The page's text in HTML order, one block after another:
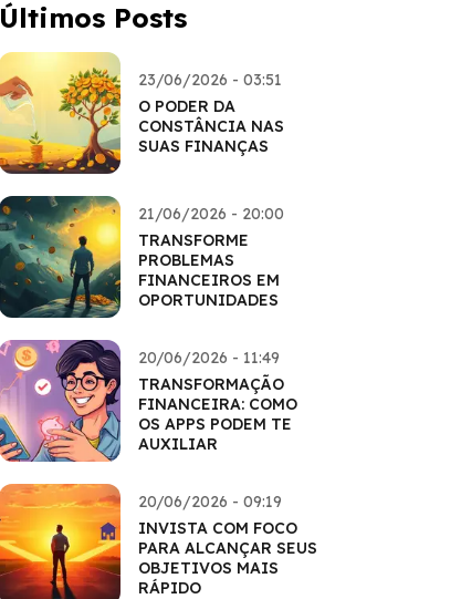
Últimos Posts
23/06/2026 - 03:51
O PODER DA
CONSTÂNCIA NAS
SUAS FINANÇAS
21/06/2026 - 20:00
TRANSFORME
PROBLEMAS
FINANCEIROS EM
OPORTUNIDADES
20/06/2026 - 11:49
TRANSFORMAÇÃO
FINANCEIRA: COMO
OS APPS PODEM TE
AUXILIAR
20/06/2026 - 09:19
INVISTA COM FOCO
PARA ALCANÇAR SEUS
OBJETIVOS MAIS
RÁPIDO